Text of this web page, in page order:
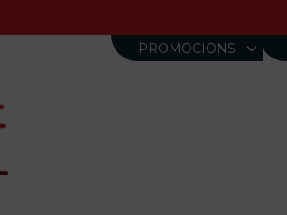
ㅤPROMOCIONSㅤ